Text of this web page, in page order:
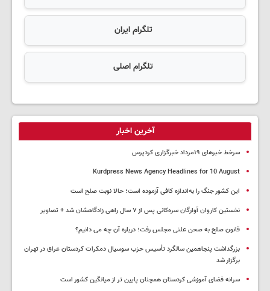
تلگرام ایران
تلگرام اصلی
آخرین اخبار
سرخط خبرهای ۱۹مرداد خبرگزاری کردپرس
Kurdpress News Agency Headlines for 10 August
این کشور جنگ را به‌اندازه کافی آزموده است؛ حالا نوبت صلح است
نخستین کاروان آوارگان سره‌کانی پس از ۷ سال راهی زادگاهشان شد + تصاویر
قانون صلح به صحن علنی مجلس رفت؛ درباره آن چه می دانیم؟
بزرگداشت پنجاهمین سالگرد تأسیس حزب سوسیال دمکرات کردستان عراق در تهران
برگزار شد
سرانه فضای آموزشی کردستان همچنان پایین تر از میانگین کشور است